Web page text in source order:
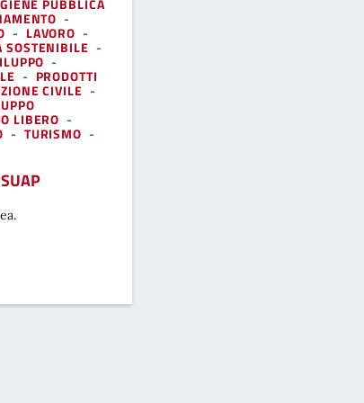
-
- LAVORO -
SOSTENIBILE -
-
- PRODOTTI
CIVILE -
LIBERO -
- TURISMO -